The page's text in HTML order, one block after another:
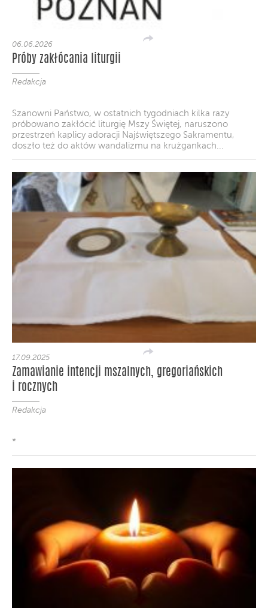
06.06.2026
Próby zakłócania liturgii
Redakcja
Szanowni Państwo, w ostatnich tygodniach kilka razy
próbowano zakłócić liturgię Mszy Świętej, naruszono
przestrzeń kaplicy adoracji Najświętszego Sakramentu,
doszło też do aktów wandalizmu na krużgankach...
17.09.2025
Zamawianie intencji mszalnych, gregoriańskich
i rocznych
Redakcja
*